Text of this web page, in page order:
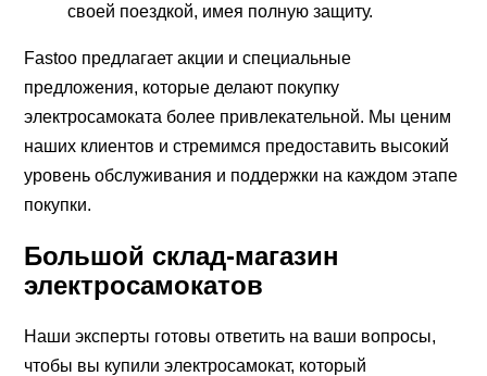
своей поездкой, имея полную защиту.
Fastoo предлагает акции и специальные
предложения, которые делают покупку
электросамоката более привлекательной. Мы ценим
наших клиентов и стремимся предоставить высокий
уровень обслуживания и поддержки на каждом этапе
покупки.
Большой склад-магазин
электросамокатов
Наши эксперты готовы ответить на ваши вопросы,
чтобы вы купили электросамокат, который